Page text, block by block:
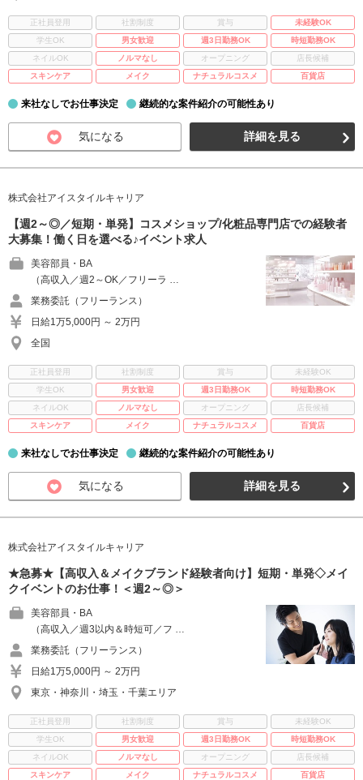
正社員登用 社割制度 賞与
未経験OK
学生OK
男女歓迎 週3日勤務OK
時短勤務OK
ネイルOK
ノルマなし オープニング
店長候補
スキンケア
メイク ナチュラルコスメ 百貨店
来社なしでお仕事決定 継続的な案件紹介の可能性あり
気になる 詳細を見る
株式会社アイスタイルキャリア
【週2～◎／短期・単発】コスメショップ/化粧品専門店での経験者
大募集！働く日を選べる♪イベント求人
美容部員・BA
（高収入／週2～OK／フリーラ …
業務委託（フリーランス）
日給1万5,000円 ～ 2万円
全国
正社員登用 社割制度 賞与
未経験OK
学生OK
男女歓迎 週3日勤務OK
時短勤務OK
ネイルOK
ノルマなし オープニング
店長候補
スキンケア
メイク ナチュラルコスメ 百貨店
来社なしでお仕事決定 継続的な案件紹介の可能性あり
気になる 詳細を見る
株式会社アイスタイルキャリア
★急募★【高収入＆メイクブランド経験者向け】短期・単発◇メイ
クイベントのお仕事！＜週2～◎＞
美容部員・BA
（高収入／週3以内＆時短可／フ …
業務委託（フリーランス）
日給1万5,000円 ～ 2万円
東京・神奈川・埼玉・千葉エリア
正社員登用 社割制度 賞与
未経験OK
学生OK
男女歓迎 週3日勤務OK
時短勤務OK
ネイルOK
ノルマなし オープニング
店長候補
スキンケア
メイク ナチュラルコスメ 百貨店